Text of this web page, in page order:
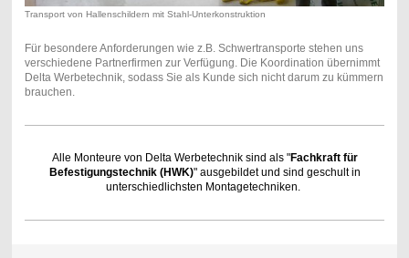
Transport von Hallenschildern mit Stahl-Unterkonstruktion
Für besondere Anforderungen wie z.B. Schwertransporte stehen uns
verschiedene Partnerfirmen zur Verfügung. Die Koordination übernimmt
Delta Werbetechnik, sodass Sie als Kunde sich nicht darum zu kümmern
brauchen.
Alle Monteure von Delta Werbetechnik sind als "Fachkraft für
Befestigungstechnik (HWK)" ausgebildet und sind geschult in
unterschiedlichsten Montagetechniken.